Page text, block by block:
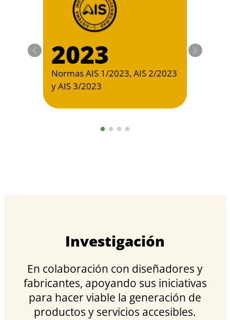
2023
Normas AIS 1/2023, AIS 2/2023
y AIS 3/2023
Investigación
En colaboración con diseñadores y
fabricantes, apoyando sus iniciativas
para hacer viable la generación de
productos y servicios accesibles.